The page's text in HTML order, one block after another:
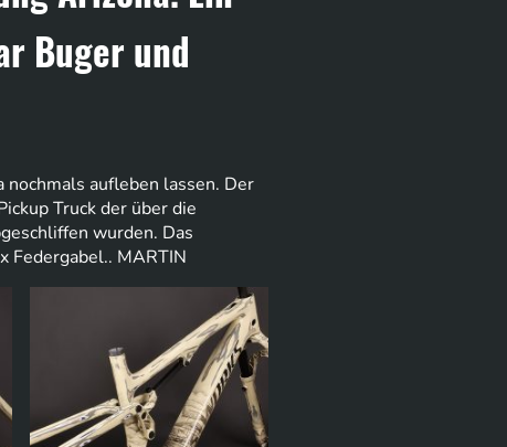
Buger und
aufleben lassen. Der
Truck der über die
wurden. Das
Federgabel.. MARTIN